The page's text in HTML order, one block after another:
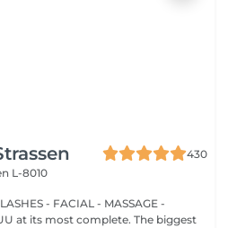
430
L-8010
- FACIAL - MASSAGE -
at its most complete. The biggest